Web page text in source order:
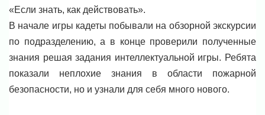
«Если знать, как действовать».
В начале игры кадеты побывали на обзорной экскурсии
по подразделению, а в конце проверили полученные
знания решая задания интеллектуальной игры. Ребята
показали неплохие знания в области пожарной
безопасности, но и узнали для себя много нового.